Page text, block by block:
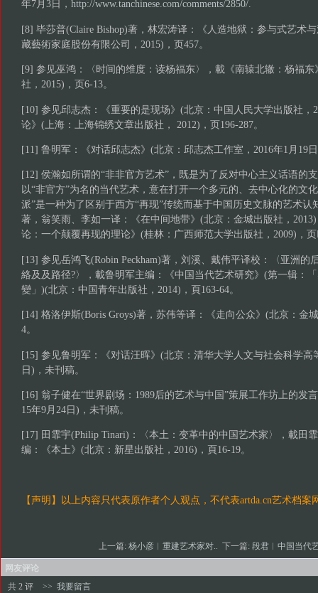
年7月3日， http://www.tanchinese.com/comments/2850/.
[8] 毕莎普(Claire Bishop)著，林宏涛译：《人造地狱：参与式艺术
藏藝術家庭股份有限公司，2015)，页457。
[9] 参见巫鸿：〈时间的维度：读杨福东〉，載《南辕北辙：杨福
社，2015)，页6-13。
[10] 参见邱志杰：《重要的是现场》(北京：中国人民大学出版社，
论》(上海：上海锦绣文章出版社， 2012)，页196-287。
[11] 鲁明军：《对话邱志杰》(北京：邱志杰工作室，2016年1月19
[12] 侯瀚如所谓的“非非官方艺术”，既是为了反对中心主义话语的
以“非官方”为名的当代艺术，意在打开一个多元的、去中心化的文
派”是一种为了区别于西方“再现”传统而基于中国历史文脉的艺术认
著，翁笑雨、李如一译：《在中间地带》(北京：金城出版社，
论：一个颠覆再现的理论》(桂林：广西师范大学出版社，2009)，页
[13] 参见岳鸿飞(Robin Peckham)著，刘溪、戴伟平译校：〈亚洲的
絡及及路径?〉，載鲁明军主编：《中国当代艺术研究》(第一辑：
變」)(北京：中国青年出版社，2014)，頁163-64。
[14] 格洛伊斯(Boris Groys)著，苏伟等译：《走向公众》(北京：金
4。
[15] 参见鲁明军：《对话汪晖》(北京：清华大学人文与社会科学高
日)，未刊稿。
[16] 翁子健在“世界剧场：1989后的艺术与中国”策展工作坊上的发
15年9月24日)，未刊稿。
[17] 田霏宇(Philip Tinari)：〈本土：变革中的中国艺术家〉，載田霏
编：《本土》(北京：新星出版社，2016)，頁16-19。
【声明】以上内容只代表原作者个人观点，不代表artda.cn艺术档案
上一篇:杨小彦︱重建艺术家对.. 下一篇:段君︱中国当代
网友评论
共 2 评
>> 我要留言